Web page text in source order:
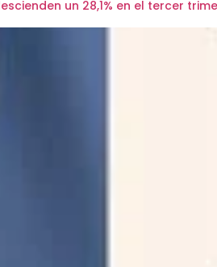
un 28,1% en el tercer